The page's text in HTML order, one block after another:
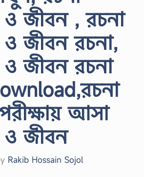
ও জীবন , রচনা
ও জীবন রচনা,
ও জীবন রচনা
আসা
ও জীবন
Rakib Hossain Sojol